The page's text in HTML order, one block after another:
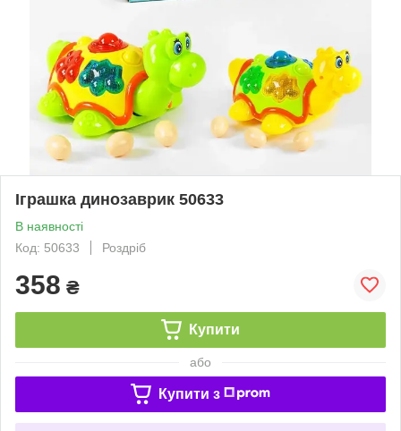
Іграшка динозаврик 50633
В наявності
Код: 50633
Роздріб
358 ₴
Купити
або
Купити з